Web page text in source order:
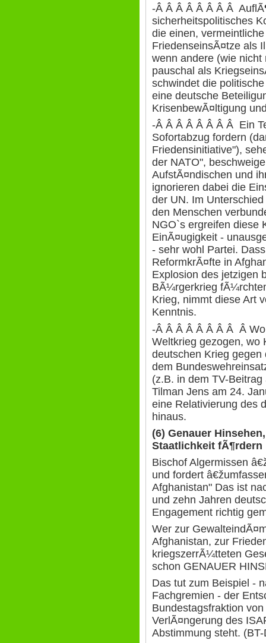
-Â Â Â Â Â Â Â Â
sicherheitspolitisches
die einen,
FriedenseinsÃ¤tze als
wenn andere (wie
pauschal als
schwindet die
eine deutsche
KrisenbewÃ¤ltigung
-Â Â Â Â Â Â Â Â Ein
Sofortabzug fordern
Friedensinitiative"),
der NATO",
AufstÃ¤ndischen und
ignorieren dabei die
der UN. Im
den Menschen
NGO`s ergreifen diese
EinÃ¤ugigkeit -
- sehr wohl Partei.
ReformkrÃ¤fte in
Explosion des jetzigen
BÃ¼rgerkrieg
Krieg, nimmt diese Art
Kenntnis.
-Â Â Â Â Â Â Â Â Â
Weltkrieg gezogen, wo
deutschen Krieg
dem
(z.B. in dem TV-
Tilman Jens am 24.
eine Relativierung des
hinaus.
(6) Genauer
Staatlichkeit fÃ¶rdern
Bischof Algermissen
und fordert
Afghanistan" Das ist
und zehn Jahren
Engagement richtig
Wer zur
Afghanistan, zur
kriegszerrÃ¼tteten
schon GENAUER
Das tut zum Beispiel -
Fachgremien - der
Bundestagsfraktion
VerlÃ¤ngerung des
Abstimmung steht.